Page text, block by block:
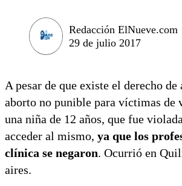
Redacción ElNueve.com
29 de julio 2017
A pesar de que existe el derecho de
aborto no punible para víctimas de
una niña de 12 años, que fue
acceder al mismo, ya que los
clínica se negaron. Ocurrió en
aires.